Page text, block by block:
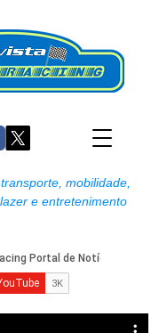
mobilidade,
e entretenimento